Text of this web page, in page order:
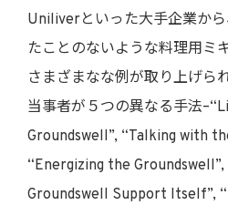
Uniliverといった大手企業か
たことのないような料理用ミ
さまざまなな例が取り上げら
当事者が５つの異なる手法
Groundswell”, “Talking with
“Energizing the
Groundswell Support Itself”,